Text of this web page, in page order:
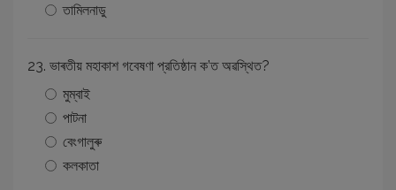
তামিলনাডু
23. ভাৰতীয় মহাকাশ গবেষণা প্রতিষ্ঠান ক’ত অৱস্থিত?
মুম্বাই
পাটনা
বেংগালুৰু
কলকাতা